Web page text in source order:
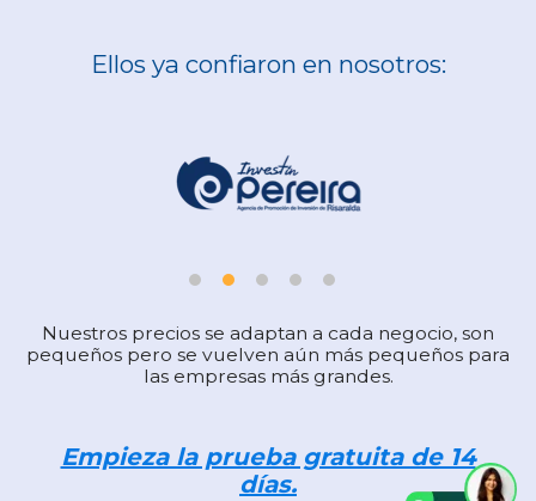
Ellos ya confiaron en nosotros:
Nuestros precios se adaptan a cada negocio, son
pequeños pero se vuelven aún más pequeños para
las empresas más grandes.
Empieza la prueba gratuita de 14
días.